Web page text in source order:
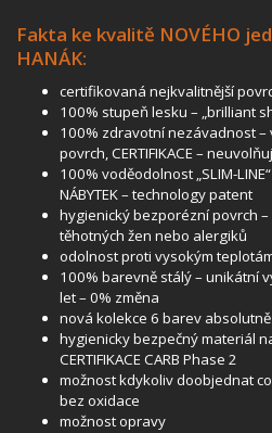
Fakta ke kvalitě NOVÉHO
HANÁK:
certifikovaná nejkvalitnější
100% stupeň lesku – „brilliant
100% zdravotní nezávadnost
povrch, CERTIFIKACE –
100% voděodolnost „SLIM-
NÁBYTEK – technology patent
hygienický bezporézní povrch
těhotných žen nebo alergiků
odolnost proti vysokým
100% barevně stálý – unikátní
let – 0% změna
nová kolekce 6 barev
hygienicky bezpečný materiál
CERTIFIKACE CARB Phase 2
možnost kdykoliv doobjednat
bez oxidace
možnost opravy